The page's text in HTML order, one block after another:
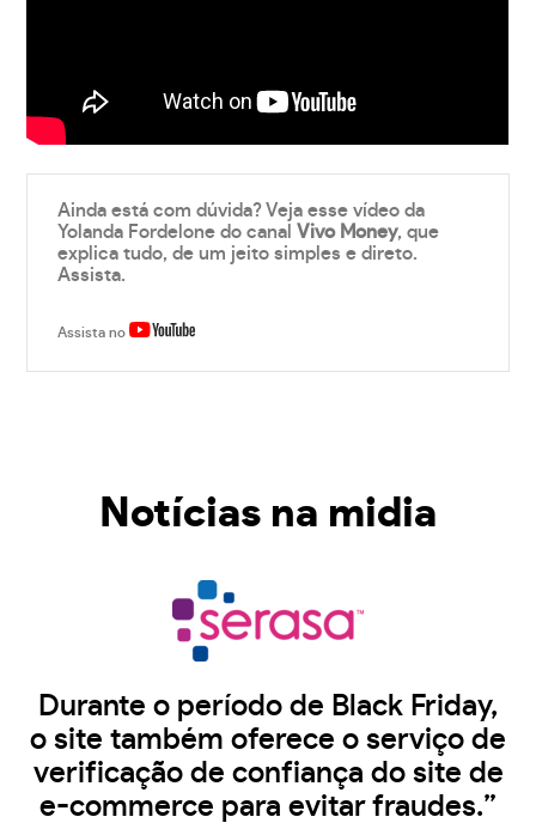
Ainda está com dúvida? Veja esse vídeo da
Yolanda Fordelone do canalVivo Money, que
explica tudo, de um jeito simples e direto.
Assista.
Assista no
Notícias na midia
Durante o período de Black Friday,
o site também oferece o serviço de
verificação de confiança do site de
e-commerce para evitar fraudes.”